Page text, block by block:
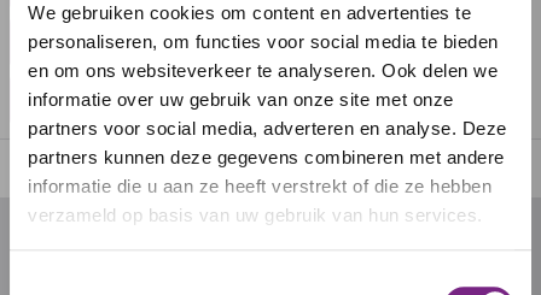
We gebruiken cookies om content en advertenties te
personaliseren, om functies voor social media te bieden
en om ons websiteverkeer te analyseren. Ook delen we
informatie over uw gebruik van onze site met onze
partners voor social media, adverteren en analyse. Deze
partners kunnen deze gegevens combineren met andere
informatie die u aan ze heeft verstrekt of die ze hebben
verzameld op basis van uw gebruik van hun services.
IK BEN WERKGEVER OVER STUDENTALENT
SPECIALISATIES